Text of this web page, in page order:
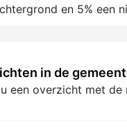
en 5% een
in de
een overzicht met